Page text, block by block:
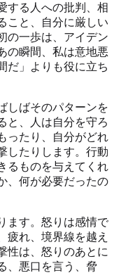
する人への批判、相
こと、自分に厳しい
の一歩は、アイデン
の瞬間、私は意地悪
だ」よりも役に立ち
しばそのパターンを
と、人は自分を守ろ
ったり、自分がどれ
したりします。行動
るものを与えてくれ
、何が必要だったの
ます。怒りは感情で
疲れ、境界線を越え
性は、怒りのあとに
、悪口を言う、脅